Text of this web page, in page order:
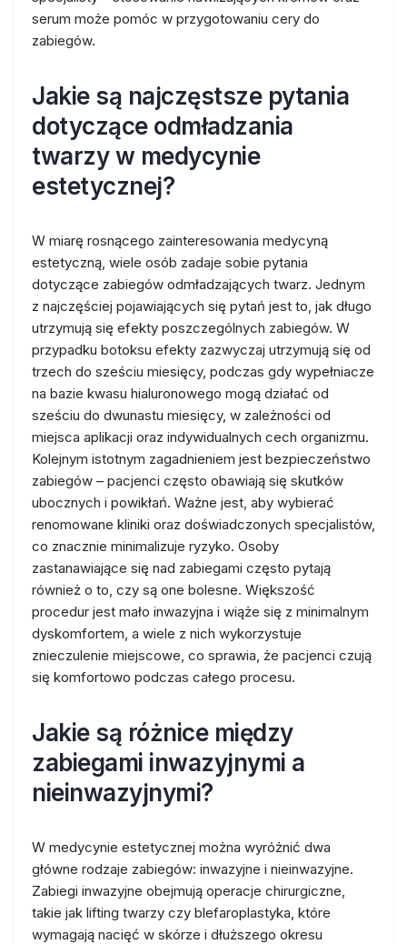
serum może pomóc w przygotowaniu cery do
zabiegów.
Jakie są najczęstsze pytania
dotyczące odmładzania
twarzy w medycynie
estetycznej?
W miarę rosnącego zainteresowania medycyną
estetyczną, wiele osób zadaje sobie pytania
dotyczące zabiegów odmładzających twarz. Jednym
z najczęściej pojawiających się pytań jest to, jak długo
utrzymują się efekty poszczególnych zabiegów. W
przypadku botoksu efekty zazwyczaj utrzymują się od
trzech do sześciu miesięcy, podczas gdy wypełniacze
na bazie kwasu hialuronowego mogą działać od
sześciu do dwunastu miesięcy, w zależności od
miejsca aplikacji oraz indywidualnych cech organizmu.
Kolejnym istotnym zagadnieniem jest bezpieczeństwo
zabiegów – pacjenci często obawiają się skutków
ubocznych i powikłań. Ważne jest, aby wybierać
renomowane kliniki oraz doświadczonych specjalistów,
co znacznie minimalizuje ryzyko. Osoby
zastanawiające się nad zabiegami często pytają
również o to, czy są one bolesne. Większość
procedur jest mało inwazyjna i wiąże się z minimalnym
dyskomfortem, a wiele z nich wykorzystuje
znieczulenie miejscowe, co sprawia, że pacjenci czują
się komfortowo podczas całego procesu.
Jakie są różnice między
zabiegami inwazyjnymi a
nieinwazyjnymi?
W medycynie estetycznej można wyróżnić dwa
główne rodzaje zabiegów: inwazyjne i nieinwazyjne.
Zabiegi inwazyjne obejmują operacje chirurgiczne,
takie jak lifting twarzy czy blefaroplastyka, które
wymagają nacięć w skórze i dłuższego okresu